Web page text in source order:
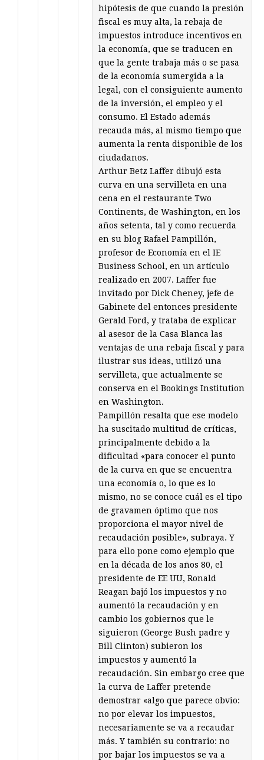
hipótesis de que cuando la presión
fiscal es muy alta, la rebaja de
impuestos introduce incentivos en
la economía, que se traducen en
que la gente trabaja más o se pasa
de la economía sumergida a la
legal, con el consiguiente aumento
de la inversión, el empleo y el
consumo. El Estado además
recauda más, al mismo tiempo que
aumenta la renta disponible de los
ciudadanos.
Arthur Betz Laffer dibujó esta
curva en una servilleta en una
cena en el restaurante Two
Continents, de Washington, en los
años setenta, tal y como recuerda
en su blog Rafael Pampillón,
profesor de Economía en el IE
Business School, en un artículo
realizado en 2007. Laffer fue
invitado por Dick Cheney, jefe de
Gabinete del entonces presidente
Gerald Ford, y trataba de explicar
al asesor de la Casa Blanca las
ventajas de una rebaja fiscal y para
ilustrar sus ideas, utilizó una
servilleta, que actualmente se
conserva en el Bookings Institution
en Washington.
Pampillón resalta que ese modelo
ha suscitado multitud de críticas,
principalmente debido a la
dificultad «para conocer el punto
de la curva en que se encuentra
una economía o, lo que es lo
mismo, no se conoce cuál es el tipo
de gravamen óptimo que nos
proporciona el mayor nivel de
recaudación posible», subraya. Y
para ello pone como ejemplo que
en la década de los años 80, el
presidente de EE UU, Ronald
Reagan bajó los impuestos y no
aumentó la recaudación y en
cambio los gobiernos que le
siguieron (George Bush padre y
Bill Clinton) subieron los
impuestos y aumentó la
recaudación. Sin embargo cree que
la curva de Laffer pretende
demostrar «algo que parece obvio:
no por elevar los impuestos,
necesariamente se va a recaudar
más. Y también su contrario: no
por bajar los impuestos se va a